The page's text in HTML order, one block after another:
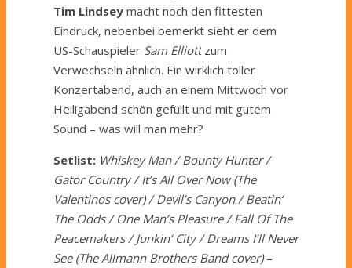
Tim Lindsey macht noch den fittesten
Eindruck, nebenbei bemerkt sieht er dem
US-Schauspieler Sam Elliottzum
Verwechseln ähnlich. Ein wirklich toller
Konzertabend, auch an einem Mittwoch vor
Heiligabend schön gefüllt und mit gutem
Sound – was will man mehr?
Setlist: Whiskey Man / Bounty Hunter /
Gator Country / It’s All Over Now (The
Valentinos cover) / Devil’s Canyon / Beatin‘
The Odds / One Man’s Pleasure / Fall Of The
Peacemakers / Junkin‘ City / Dreams I’ll Never
See (The Allmann Brothers Band cover)–